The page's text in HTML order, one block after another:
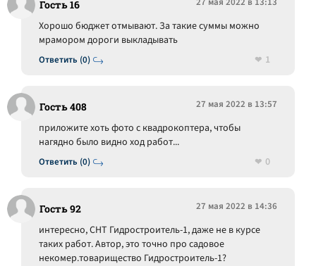
Гость 16
Ответить (0)
Хорошо бюджет отмывают. За такие суммы можно
мрамором дороги выкладывать
1
Гость 408 27 мая 2022 в 13:57
Ответить (0)
приложите хоть фото с квадрокоптера, чтобы
нагядно было видно ход работ...
0
Гость 92 27 мая 2022 в 14:36
интересно, СНТ Гидростроитель-1, даже не в курсе
таких работ. Автор, это точно про садовое
некомер.товарищество Гидростроитель-1?